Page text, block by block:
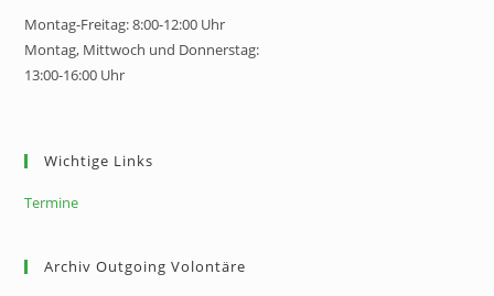
Montag-Freitag: 8:00-12:00 Uhr
Montag, Mittwoch und Donnerstag:
13:00-16:00 Uhr
Wichtige Links
Termine
Archiv Outgoing Volontäre